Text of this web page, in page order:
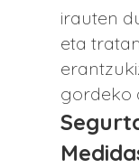
irauten
eta
gordeko